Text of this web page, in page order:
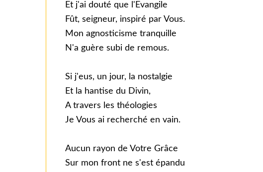
Et j'ai douté que l'Evangile
Fût, seigneur, inspiré par Vous.
Mon agnosticisme tranquille
N'a guère subi de remous.
Si j'eus, un jour, la nostalgie
Et la hantise du Divin,
A travers les théologies
Je Vous ai recherché en vain.
Aucun rayon de Votre Grâce
Sur mon front ne s'est épandu